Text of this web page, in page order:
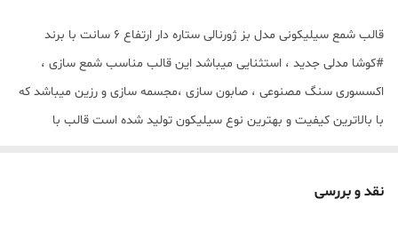
قالب شمع سیلیکونی مدل بز ژورنالی ستاره دار ارتفاع 6 سانت با برند
#کوشا مدلی جدید ، استثنایی میباشد این قالب مناسب شمع سازی ،
اکسسوری سنگ مصنوعی ، صابون سازی ،مجسمه سازی و رزین میباشد که
با بالاترین کیفیت و بهترین نوع سیلیکون تولید شده است قالب با
نقد و بررسی